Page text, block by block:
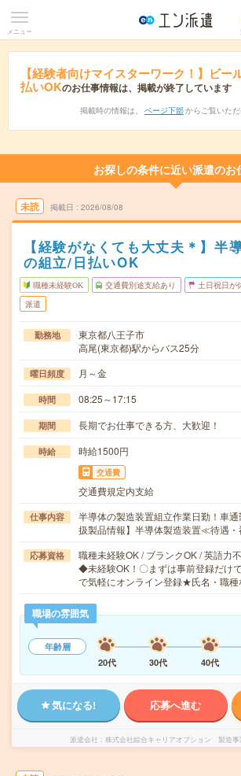
メニュー
【経験者向けマイスターワーク！】ビー
払いOKのお仕事情報は、掲載が終了しています
掲載時の情報は、 ページ下部 からご覧いただ
お探しの条件に近い派遣のお
未読 掲載日 2026/08/08
【経験がなくても大丈夫＊】半
の組立/日払いOK
職種未経験OK 交通費別途支給あり 土日祝日が
派遣
勤務地
東京都八王子市
高尾(東京都)駅からバス25分
曜日頻度 月～金
時間 08:25～17:15
期間 長期でお仕事できる方、大歓迎！
時給 時給1500円
交通費
交通費規定内支給
仕事内容
半導体の製造装置組立作業日勤！車
扱製品情報】半導体製造装置≪待遇
応募資格
職種未経験OK / ブランクOK / 英語力
◆未経験OK！〇まずは事前登録だけ
で気軽にオンライン登録★氏名・職
職場の雰囲気
年齢層
20代
30代 40代
気になる! 応募へ進む
派遣会社 株式会社綜合キャリアオプション 製造事